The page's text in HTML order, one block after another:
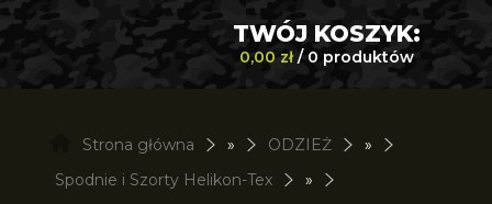
TWÓJ KOSZYK:
0,00 zł/ 0 produktów
Strona główna » ODZIEŻ
»
Spodnie i Szorty Helikon-Tex
»